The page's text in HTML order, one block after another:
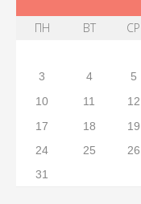
ПН ВТ СР
3
4 5
10
11 12
17
18 19
24
25 26
31